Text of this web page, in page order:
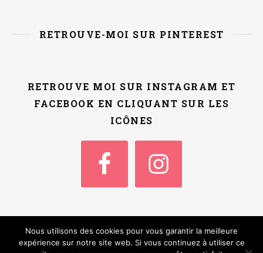
RETROUVE-MOI SUR PINTEREST
RETROUVE MOI SUR INSTAGRAM ET
FACEBOOK EN CLIQUANT SUR LES
ICÔNES
Accueil Qui suis-je ? Contact / Kit Media
Thème Ashe parWP
Nous utilisons des cookies pour vous garantir la meilleure
expérience sur notre site web. Si vous continuez à utiliser ce